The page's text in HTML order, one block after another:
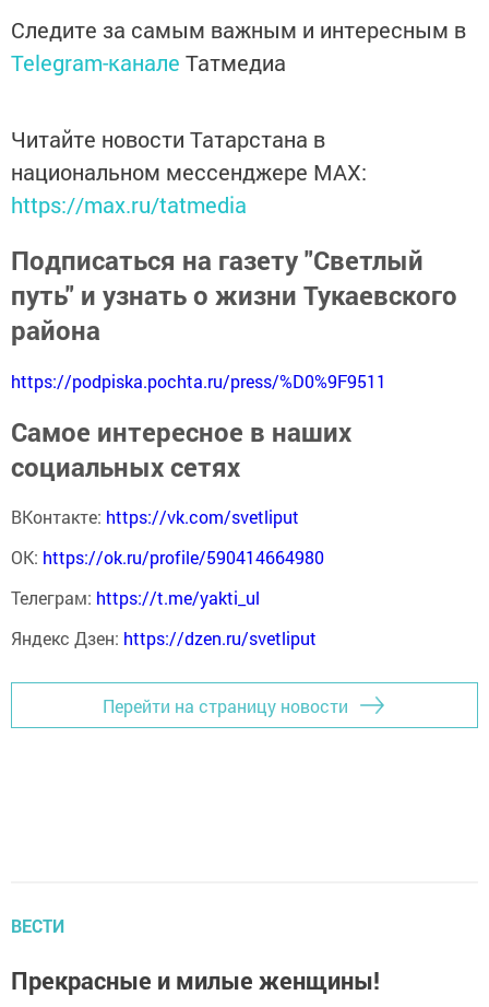
Следите за самым важным и интересным в
Telegram-канале Татмедиа
Читайте новости Татарстана в
национальном мессенджере MАХ:
https://max.ru/tatmedia
Подписаться на газету "Светлый
путь" и узнать о жизни Тукаевского
района
https://podpiska.pochta.ru/press/%D0%9F9511
Самое интересное в наших
социальных сетях
ВКонтакте: https://vk.com/svetliput
ОК: https://ok.ru/profile/590414664980
Телеграм: https://t.me/yakti_ul
Яндекс Дзен: https://dzen.ru/svetliput
Перейти на страницу новости
ВЕСТИ
Прекрасные и милые женщины!